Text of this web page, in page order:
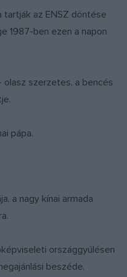
az ENSZ döntése
1987-ben ezen a napon
olasz szerzetes, a bencés
pápa.
a nagy kínai armada
országgyűlésen
beszéde,